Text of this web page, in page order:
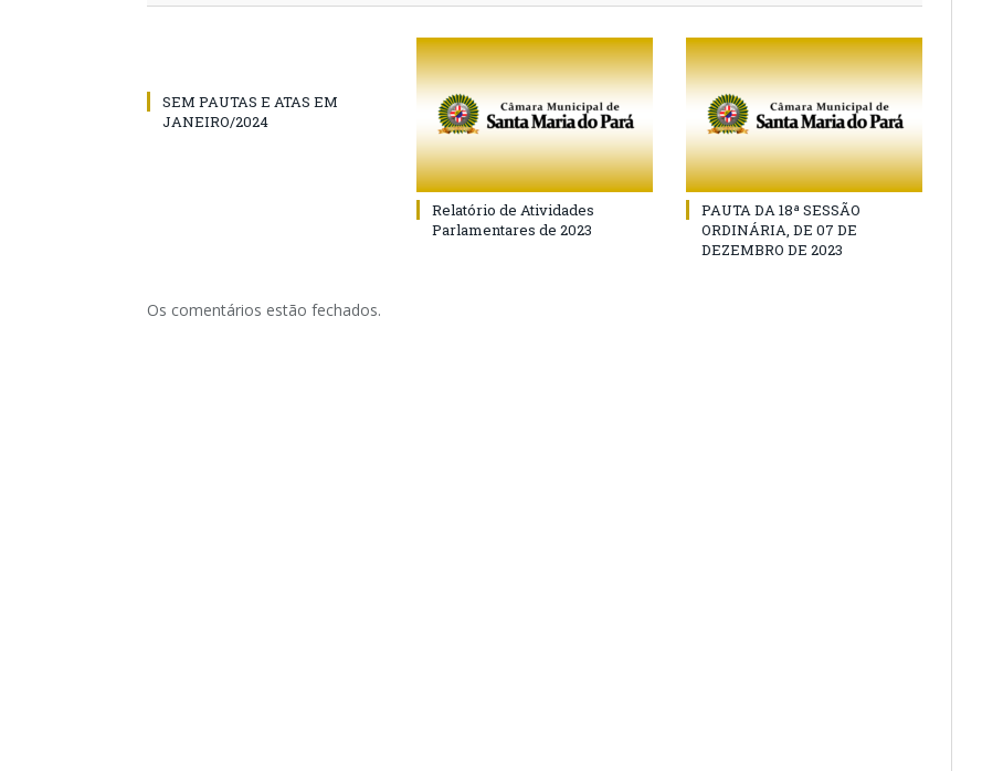
SEM PAUTAS E ATAS EM
JANEIRO/2024
Relatório de Atividades
Parlamentares de 2023
PAUTA DA 18ª SESSÃO
ORDINÁRIA, DE 07 DE
DEZEMBRO DE 2023
Os comentários estão fechados.